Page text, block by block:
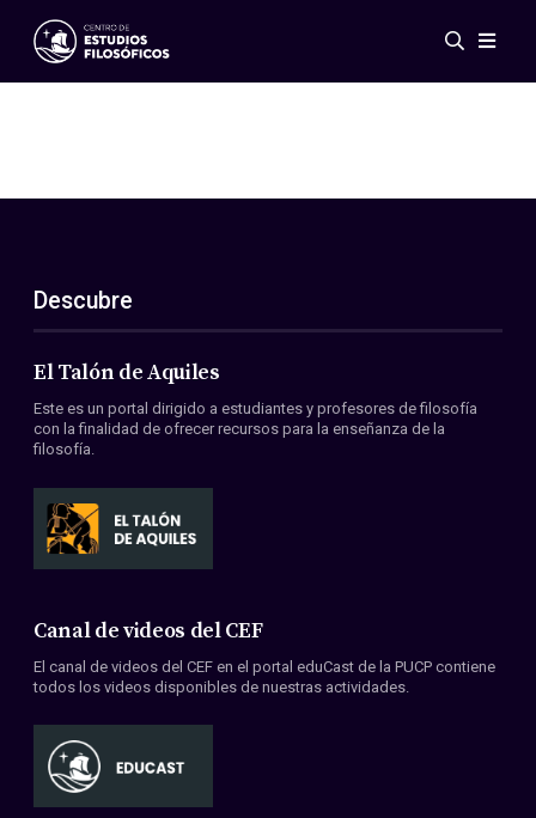
Eventos
ES
EN
Acerca de nosotros
Miembros
Convenios
Descubre
El Talón de Aquiles
Este es un portal dirigido a estudiantes y profesores de filosofía
con la finalidad de ofrecer recursos para la enseñanza de la
filosofía.
Canal de videos del CEF
El canal de videos del CEF en el portal eduCast de la PUCP contiene
todos los videos disponibles de nuestras actividades.